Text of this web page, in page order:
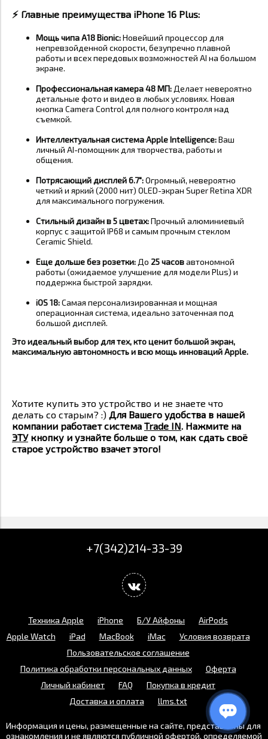
⚡️ Главные преимущества iPhone 16 Plus:
Мощь чипа A18 Bionic:Новейший процессор для
непревзойденной скорости, безупречно плавной
работы и всех передовых возможностей AI на большом
экране.
Профессиональная камера 48 МП: Делает невероятно
детальные фото и видео в любых условиях. Новая
кнопка Camera Control для полного контроля над
съемкой.
Интеллектуальная система Apple Intelligence:Ваш
личный AI-помощник для творчества, работы и
общения.
Потрясающий дисплей 6.7":Огромный, невероятно
четкий и яркий (2000 нит) OLED-экран Super Retina XDR
для максимального погружения.
Стильный дизайн в 5 цветах:Прочный алюминиевый
корпус с защитой IP68 и самым прочным стеклом
Ceramic Shield.
Еще дольше без розетки: До 25 часовавтономной
работы (ожидаемое улучшение для модели Plus) и
поддержка быстрой зарядки.
iOS 18:Самая персонализированная и мощная
операционная система, идеально заточенная под
большой дисплей.
Это идеальный выбор для тех, кто ценит большой экран,
максимальную автономность и всю мощь инноваций Apple.
Хотите купить это устройство и не знаете что
делать со старым? :) Для Вашего удобства в нашей
компании работает система Trade IN. Нажмите на
ЭТУкнопку и узнайте больше о том, как сдать своё
старое устройство взачет этого!
+7(342)214-33-39
Техника Apple iPhone Б/У Айфоны
AirPods
Apple Watch
iPad MacBook iMac
Условия возврата
Пользовательское соглашение
Политика обработки персональных данных
Оферта
Личный кабинет
FAQ
Покупка в кредит
Доставка и оплата
llms.txt
Информация и цены, размещенные на сайте, представлены для
ознакомления и не являются публичной офертой, определяемой